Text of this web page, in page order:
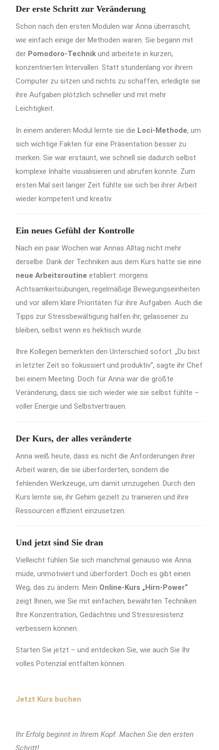
Der erste Schritt zur Veränderung
Schon nach den ersten Modulen war Anna überrascht,
wie einfach einige der Methoden waren. Sie begann mit
der Pomodoro-Technik und arbeitete in kurzen,
konzentrierten Intervallen. Statt stundenlang vor ihrem
Computer zu sitzen und nichts zu schaffen, erledigte sie
ihre Aufgaben plötzlich schneller und mit mehr
Leichtigkeit.
In einem anderen Modul lernte sie die Loci-Methode, um
sich wichtige Fakten für eine Präsentation besser zu
merken. Sie war erstaunt, wie schnell sie dadurch selbst
komplexe Inhalte visualisieren und abrufen konnte. Zum
ersten Mal seit langer Zeit fühlte sie sich bei ihrer Arbeit
wieder kompetent und kreativ.
Ein neues Gefühl der Kontrolle
Nach ein paar Wochen war Annas Alltag nicht mehr
derselbe. Dank der Techniken aus dem Kurs hatte sie eine
neue Arbeitsroutine etabliert: morgens
Achtsamkeitsübungen, regelmäßige Bewegungseinheiten
und vor allem klare Prioritäten für ihre Aufgaben. Auch die
Tipps zur Stressbewältigung halfen ihr, gelassener zu
bleiben, selbst wenn es hektisch wurde.
Ihre Kollegen bemerkten den Unterschied sofort. „Du bist
in letzter Zeit so fokussiert und produktiv“, sagte ihr Chef
bei einem Meeting. Doch für Anna war die größte
Veränderung, dass sie sich wieder wie sie selbst fühlte –
voller Energie und Selbstvertrauen.
Der Kurs, der alles veränderte
Anna weiß heute, dass es nicht die Anforderungen ihrer
Arbeit waren, die sie überforderten, sondern die
fehlenden Werkzeuge, um damit umzugehen. Durch den
Kurs lernte sie, ihr Gehirn gezielt zu trainieren und ihre
Ressourcen effizient einzusetzen.
Und jetzt sind Sie dran
Vielleicht fühlen Sie sich manchmal genauso wie Anna:
müde, unmotiviert und überfordert. Doch es gibt einen
Weg, das zu ändern. Mein Online-Kurs „Hirn-Power“
zeigt Ihnen, wie Sie mit einfachen, bewährten Techniken
Ihre Konzentration, Gedächtnis und Stressresistenz
verbessern können.
Starten Sie jetzt – und entdecken Sie, wie auch Sie Ihr
volles Potenzial entfalten können.
Jetzt Kurs buchen
Ihr Erfolg beginnt in Ihrem Kopf. Machen Sie den ersten
Schritt!